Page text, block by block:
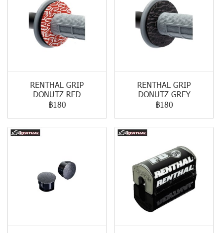
RENTHAL GRIP
DONUTZ RED
฿180
RENTHAL GRIP
DONUTZ GREY
฿180